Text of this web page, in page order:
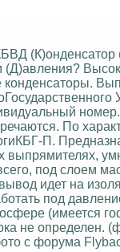
По
П.
выпрямителях,
под слоем
идет на
под
(имеется
не определен.
с форума